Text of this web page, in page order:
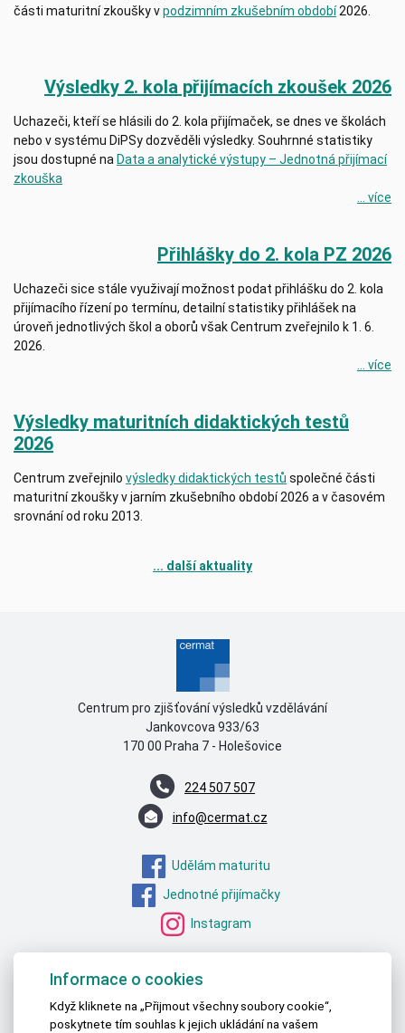
části maturitní zkoušky vpodzimním zkušebním období2026.
Výsledky 2. kola přijímacích zkoušek 2026
Uchazeči, kteří se hlásili do 2. kola přijímaček, se dnes ve školách
nebo v systému DiPSy dozvěděli výsledky. Souhrnné statistiky
jsou dostupné na Data a analytické výstupy – Jednotná přijímací
zkouška
... více
Přihlášky do 2. kola PZ 2026
Uchazeči sice stále využivají možnost podat přihlášku do 2. kola
přijímacího řízení po termínu, detailní statistiky přihlášek na
úroveň jednotlivých škol a oborů však Centrum zveřejnilo k 1. 6.
2026.
... více
Výsledky maturitních didaktických testů
2026
Centrum zveřejnilo výsledky didaktických testů společné části
maturitní zkoušky v jarním zkušebního období 2026 a v časovém
srovnání od roku 2013.
... další aktuality
Centrum pro zjišťování výsledků vzdělávání
Jankovcova 933/63
170 00 Praha 7 - Holešovice
224 507 507
info@cermat.cz
Udělám maturitu
Jednotné přijímačky
Instagram
MŠMT – STATISTICKÁ DATA
ČSÚ – STATISTICKÁ DATA
OECD – DATA O VZDĚLÁVÁNÍ
Informace o cookies
Když kliknete na „Přijmout všechny soubory cookie“,
poskytnete tím souhlas k jejich ukládání na vašem